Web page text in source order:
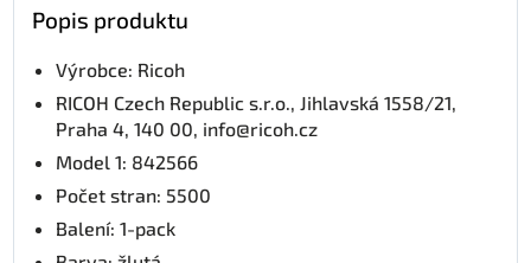
Popis produktu
Výrobce: Ricoh
RICOH Czech Republic s.r.o., Jihlavská 1558/21,
Praha 4, 140 00, info@ricoh.cz
Model 1: 842566
Počet stran: 5500
Balení: 1-pack